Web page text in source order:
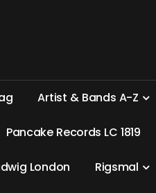
g Artist & Bands A-Z
Pancake Records LC 1819
dwig London Rigsmal